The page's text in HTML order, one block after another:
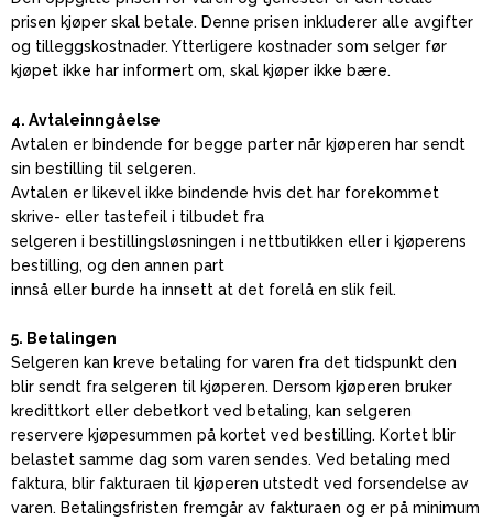
prisen kjøper skal betale. Denne prisen inkluderer alle avgifter
og tilleggskostnader. Ytterligere kostnader som selger før
kjøpet ikke har informert om, skal kjøper ikke bære.
4. Avtaleinngåelse
Avtalen er bindende for begge parter når kjøperen har sendt
sin bestilling til selgeren.
Avtalen er likevel ikke bindende hvis det har forekommet
skrive- eller tastefeil i tilbudet fra
selgeren i bestillingsløsningen i nettbutikken eller i kjøperens
bestilling, og den annen part
innså eller burde ha innsett at det forelå en slik feil.
5. Betalingen
Selgeren kan kreve betaling for varen fra det tidspunkt den
blir sendt fra selgeren til kjøperen. Dersom kjøperen bruker
kredittkort eller debetkort ved betaling, kan selgeren
reservere kjøpesummen på kortet ved bestilling. Kortet blir
belastet samme dag som varen sendes. Ved betaling med
faktura, blir fakturaen til kjøperen utstedt ved forsendelse av
varen. Betalingsfristen fremgår av fakturaen og er på minimum